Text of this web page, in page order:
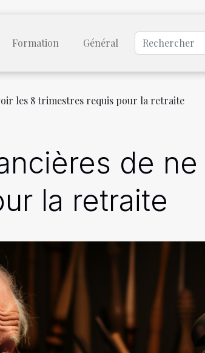
Formation Général
les 8 trimestres requis pour la retraite
de
la retraite